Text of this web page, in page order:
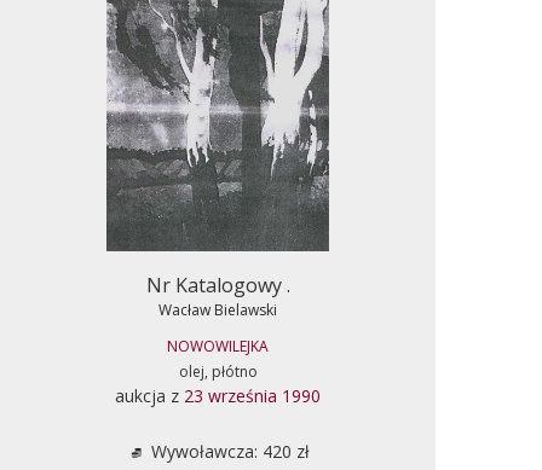
Nr Katalogowy .
Wacław Bielawski
NOWOWILEJKA
olej, płótno
aukcja z 23 września 1990
Wywoławcza: 420 zł